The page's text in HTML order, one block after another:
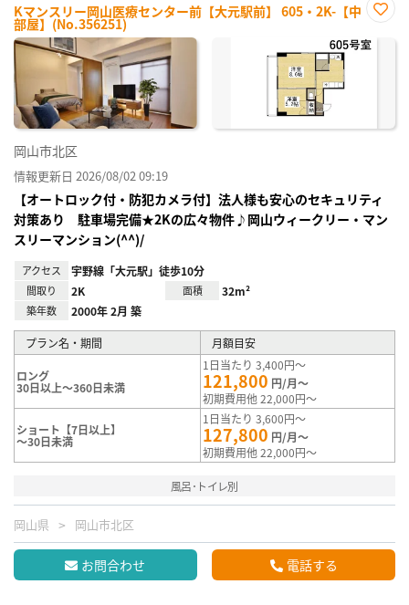
Kマンスリー岡山医療センター前【大元駅前】 605・2K-【中
部屋】(No.356251)
に入
り登
岡山市北区
情報更新日 2026/08/02 09:19
【オートロック付・防犯カメラ付】法人様も安心のセキュリティ
対策あり 駐車場完備★2Kの広々物件♪岡山ウィークリー・マン
スリーマンション(^^)/
アクセス 宇野線「大元駅」徒歩10分
間取り 2K 面積 32m²
築年数 2000年 2月 築
プラン名・期間 月額目安
ロング
30日以上～360日未満
1日当たり 3,400円～
121,800 円/月～
初期費用他 22,000円～
ショート【7日以上】
～30日未満
1日当たり 3,600円～
127,800 円/月～
初期費用他 22,000円～
風呂･トイレ別
岡山県 岡山市北区
お問合わせ 電話する